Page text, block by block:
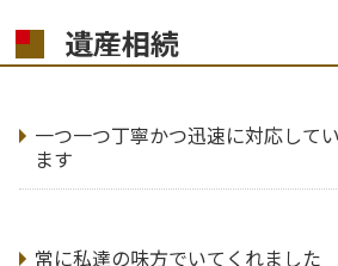
遺産相続
一つ一つ丁寧かつ迅速に対応して
ます
常に私達の味方でいてくれました